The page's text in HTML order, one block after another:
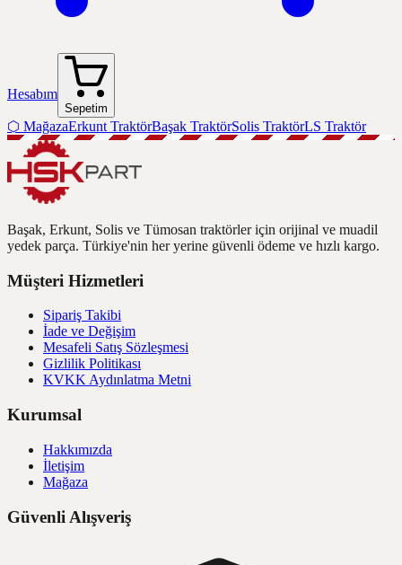
Hesabım
Sepetim
⬡ MağazaErkunt TraktörBaşak TraktörSolis TraktörLS Traktör
Başak, Erkunt, Solis ve Tümosan traktörler için orijinal ve muadil
yedek parça. Türkiye'nin her yerine güvenli ödeme ve hızlı kargo.
Müşteri Hizmetleri
Sipariş Takibi
İade ve Değişim
Mesafeli Satış Sözleşmesi
Gizlilik Politikası
KVKK Aydınlatma Metni
Kurumsal
Hakkımızda
İletişim
Mağaza
Güvenli Alışveriş